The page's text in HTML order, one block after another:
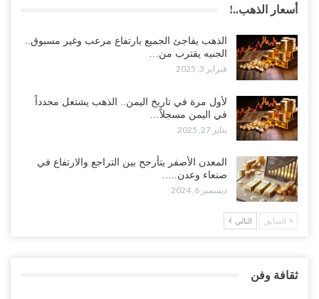
أسعار الذهب..!
الذهب يفاجئ الجميع بارتفاع مرعب وغير مسبوق..
الجنيه يقترب من…
فبراير 3, 2025
لأول مرة في تاريخ اليمن.. الذهب يشتعل مجدداً
في اليمن مسجلاً…
يناير 27, 2025
المعدن الأصفر يتأرجح بين التراجع والارتفاع في
صنعاء وعدن..…
ديسمبر 6, 2024
السابق التالي
ثقافة وفن